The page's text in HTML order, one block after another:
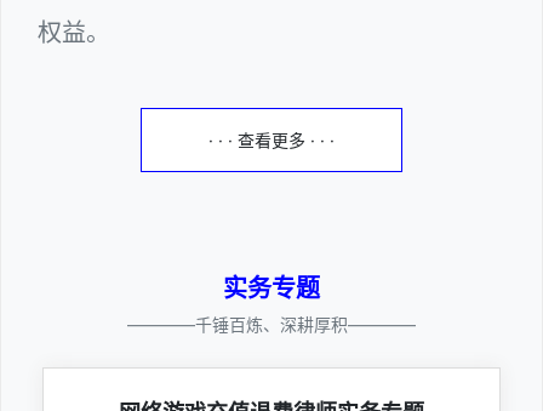
权益。
· · · 查看更多 · · ·
实务专题
————千锤百炼、深耕厚积————